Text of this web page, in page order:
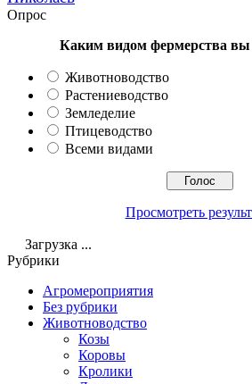
Опрос
Каким видом фермерства вы
Животноводство
Растениеводство
Земледелие
Птицеводство
Всеми видами
Просмотреть
Загрузка ...
Рубрики
Агромероприятия
Без рубрики
Животноводство
Козы
Коровы
Кролики